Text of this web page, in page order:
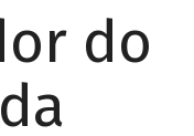
do